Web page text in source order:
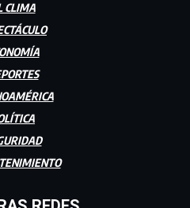
CLIMA